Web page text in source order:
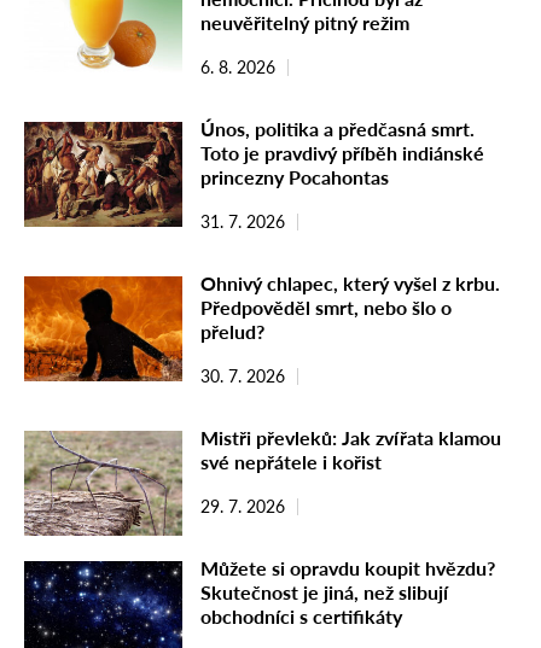
neuvěřitelný pitný režim
6. 8. 2026
Únos, politika a předčasná smrt.
Toto je pravdivý příběh indiánské
princezny Pocahontas
31. 7. 2026
Ohnivý chlapec, který vyšel z krbu.
Předpověděl smrt, nebo šlo o
přelud?
30. 7. 2026
Mistři převleků: Jak zvířata klamou
své nepřátele i kořist
29. 7. 2026
Můžete si opravdu koupit hvězdu?
Skutečnost je jiná, než slibují
obchodníci s certifikáty